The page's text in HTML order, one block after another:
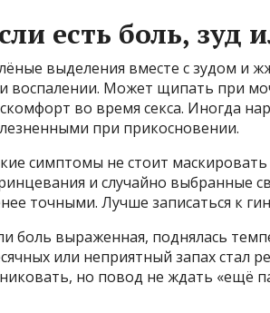
есть боль, зуд
выделения вместе с зудом и
воспалении. Может щипать при
во время секса. Иногда
при прикосновении.
симптомы не стоит
и случайно выбранные
точными. Лучше записаться к
боль выраженная, поднялась
или неприятный запах стал
но повод не ждать «ещё